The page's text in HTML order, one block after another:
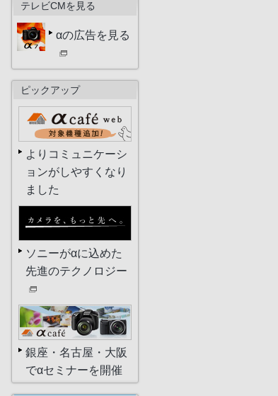
テレビCMを見る
αの広告を見る
ピックアップ
よりコミュニケーシ
ョンがしやすくなり
ました
ソニーがαに込めた
先進のテクノロジー
銀座・名古屋・大阪
でαセミナーを開催